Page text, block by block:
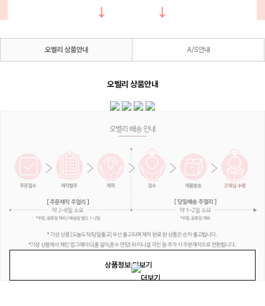
상품정보 더보기
오벨리 상품안내 A/S안내
오벨리 상품안내